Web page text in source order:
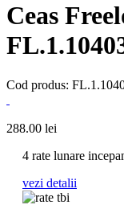
Ceas
Cod produs:
288.00 lei
4 rate lunare
vezi detalii